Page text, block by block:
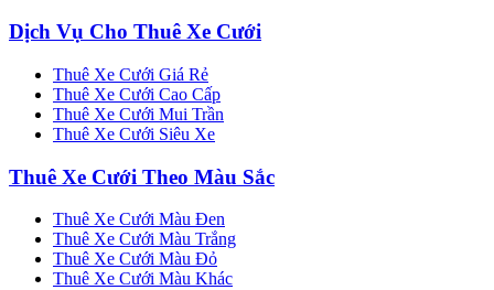
Dịch Vụ Cho Thuê Xe Cưới
Thuê Xe Cưới Giá Rẻ
Thuê Xe Cưới Cao Cấp
Thuê Xe Cưới Mui Trần
Thuê Xe Cưới Siêu Xe
Thuê Xe Cưới Theo Màu Sắc
Thuê Xe Cưới Màu Đen
Thuê Xe Cưới Màu Trắng
Thuê Xe Cưới Màu Đỏ
Thuê Xe Cưới Màu Khác